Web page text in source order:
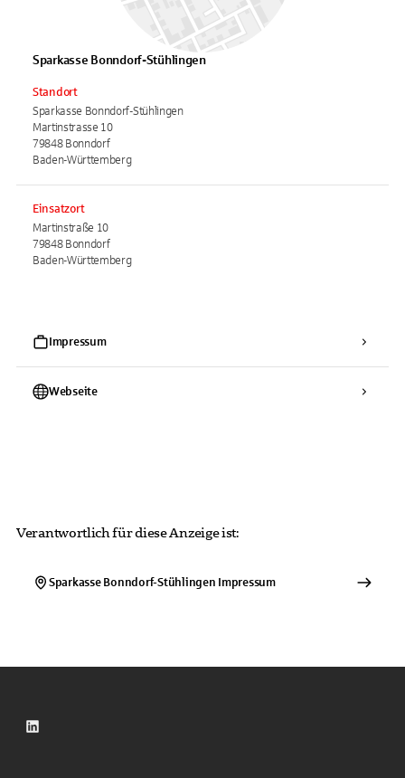
Sparkasse Bonndorf-Stühlingen
Standort
Sparkasse Bonndorf-Stühlingen
Martinstrasse 10
79848 Bonndorf
Baden-Württemberg
Einsatzort
Martinstraße 10
79848 Bonndorf
Baden-Württemberg
Impressum
Webseite
Verantwortlich für diese Anzeige ist:
Sparkasse Bonndorf-Stühlingen Impressum
LinkedIn